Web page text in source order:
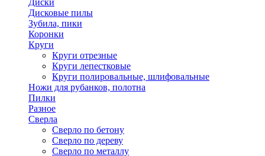
Диски
Дисковые пилы
Зубила, пики
Коронки
Круги
Круги отрезные
Круги лепестковые
Круги полировальные, шлифовальные
Ножи для рубанков, полотна
Пилки
Разное
Сверла
Сверло по бетону
Сверло по дереву
Сверло по металлу